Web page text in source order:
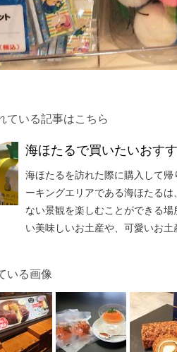
ている記事はこちら
海ほたるで買いたいおす
海ほたるを訪れた際に購入して
ーキングエリアである海ほたる
ない景観を楽しむことができる
い美味しいお土産や、可愛いお土
いる画像